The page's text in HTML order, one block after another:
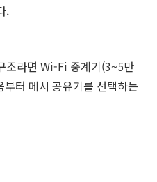
.
조라면 Wi-Fi 중계기(3~5만
터 메시 공유기를 선택하는